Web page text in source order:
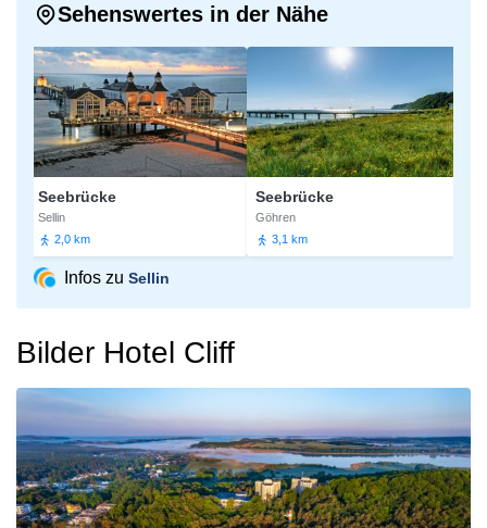
Sehenswertes in der Nähe
Seebrücke
Sellin
2,0 km
Seebrücke
Göhren
3,1 km
Infos zu Sellin
Bilder Hotel Cliff